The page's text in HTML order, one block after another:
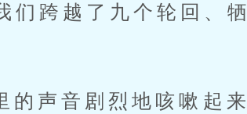
们跨越了九个轮回、
音剧烈地咳嗽起来